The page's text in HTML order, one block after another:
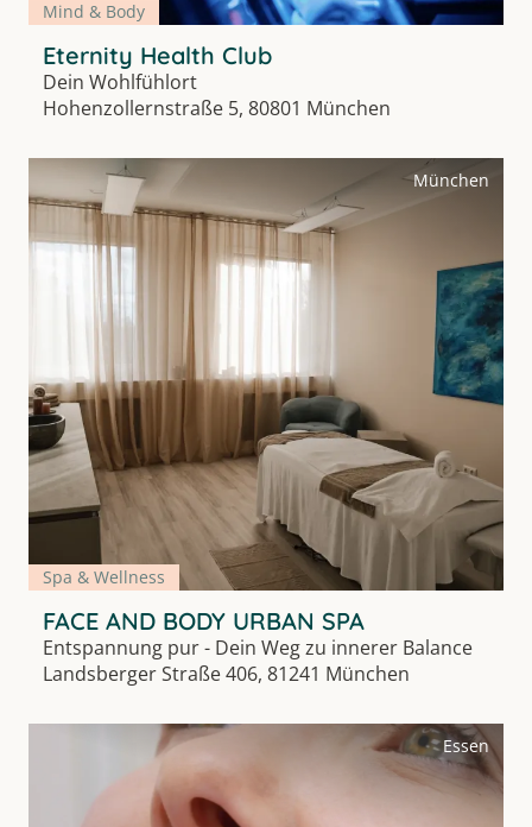
Mind & Body
Eternity Health Club
Dein Wohlfühlort
Hohenzollernstraße 5, 80801 München
München
Spa & Wellness
FACE AND BODY URBAN SPA
Entspannung pur - Dein Weg zu innerer Balance
Landsberger Straße 406, 81241 München
Essen